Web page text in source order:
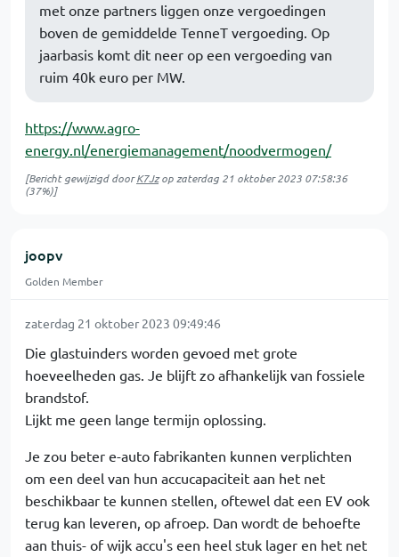
met onze partners liggen onze vergoedingen
boven de gemiddelde TenneT vergoeding. Op
jaarbasis komt dit neer op een vergoeding van
ruim 40k euro per MW.
https://www.agro-
energy.nl/energiemanagement/noodvermogen/
[Bericht gewijzigd doorK7Jzop zaterdag 21 oktober 2023 07:58:36
(37%)]
joopv
Golden Member
zaterdag 21 oktober 2023 09:49:46
Die glastuinders worden gevoed met grote
hoeveelheden gas. Je blijft zo afhankelijk van fossiele
brandstof.
Lijkt me geen lange termijn oplossing.
Je zou beter e-auto fabrikanten kunnen verplichten
om een deel van hun accucapaciteit aan het net
beschikbaar te kunnen stellen, oftewel dat een EV ook
terug kan leveren, op afroep. Dan wordt de behoefte
aan thuis- of wijk accu's een heel stuk lager en het net